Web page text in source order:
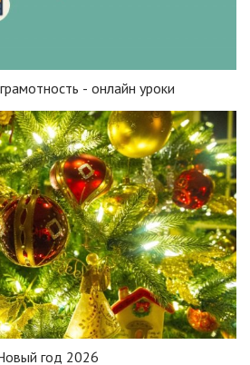
- онлайн уроки
год 2026